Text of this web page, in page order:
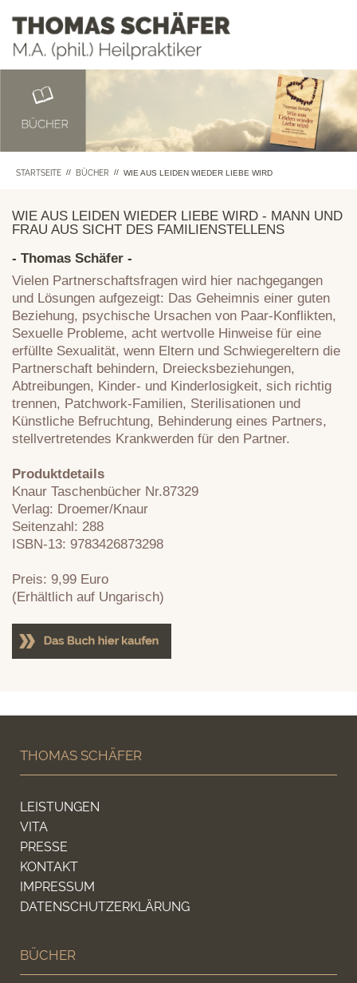
STARTSEITE // BÜCHER // WIE AUS LEIDEN WIEDER LIEBE WIRD
WIE AUS LEIDEN WIEDER LIEBE WIRD - MANN UND
FRAU AUS SICHT DES FAMILIENSTELLENS
- Thomas Schäfer -
Vielen Partnerschaftsfragen wird hier nachgegangen
und Lösungen aufgezeigt: Das Geheimnis einer guten
Beziehung, psychische Ursachen von Paar-Konflikten,
Sexuelle Probleme, acht wertvolle Hinweise für eine
erfüllte Sexualität, wenn Eltern und Schwiegereltern die
Partnerschaft behindern, Dreiecksbeziehungen,
Abtreibungen, Kinder- und Kinderlosigkeit, sich richtig
trennen, Patchwork-Familien, Sterilisationen und
Künstliche Befruchtung, Behinderung eines Partners,
stellvertretendes Krankwerden für den Partner.
Produktdetails
Knaur Taschenbücher Nr.87329
Verlag: Droemer/Knaur
Seitenzahl: 288
ISBN-13: 9783426873298
Preis: 9,99 Euro
(Erhältlich auf Ungarisch)
THOMAS SCHÄFER
LEISTUNGEN
VITA
PRESSE
KONTAKT
IMPRESSUM
DATENSCHUTZERKLÄRUNG
BÜCHER